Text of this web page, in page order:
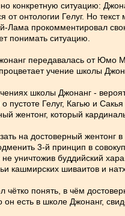
конкретную ситуацию:
от онтологии Гелуг. Но
Лама прокомментировал
понимать ситуацию.
передавалась от Юмо
учение школы
школы Джонанг -
пустоте Гелуг, Кагью и
жентонг, который
на достоверный жентонг
3-й принцип в
уничтожив буддийский
кашмирских шиваитов и
чётко понять, в чём
он есть в школе Джонанг,